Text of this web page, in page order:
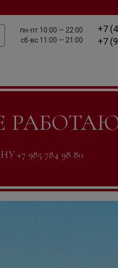
пн-пт 10:00 — 22:00
сб-вс 11:00 — 21:00
+7
+7
985 784 98 80